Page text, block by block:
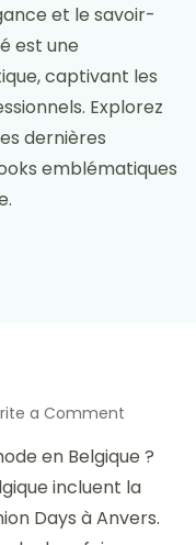
et le savoir-
est une
captivant les
Explorez
dernières
emblématiques
a Comment
de
mode
Belgique
en Belgique ?
incluent la
Days à Anvers.